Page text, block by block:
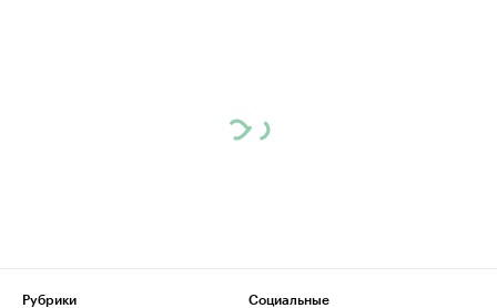
Рубрики
Социальные